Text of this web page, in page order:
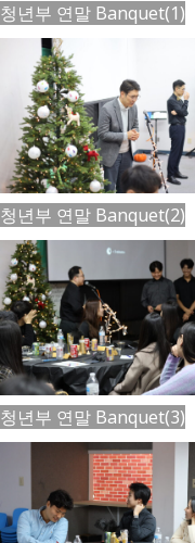
청년부 연말 Banquet(1)
청년부 연말 Banquet(2)
청년부 연말 Banquet(3)